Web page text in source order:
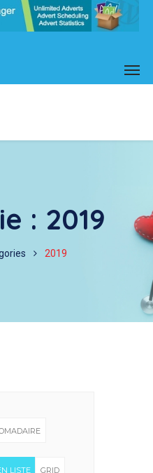
: 2019
2019
LISTE GRID